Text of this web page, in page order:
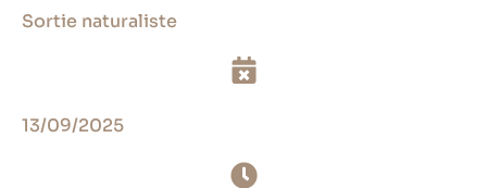
Sortie naturaliste
13/09/2025